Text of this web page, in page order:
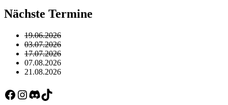
Nächste Termine
19.06.2026
03.07.2026
17.07.2026
07.08.2026
21.08.2026
Facebook
Instagram
Discord
TikTok